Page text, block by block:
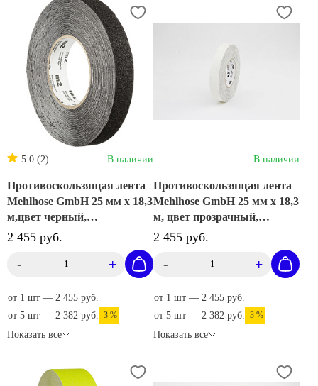
5.0 (2) В наличии
Противоскользящая лента
Mehlhose GmbH 25 мм х 18,3
м,цвет черный,
M1SR025183
2 455 руб.
- +
от 1 шт — 2 455 руб.
от 5 шт — 2 382 руб. -3 %
Показать все
В наличии
Противоскользящая лента
Mehlhose GmbH 25 мм х 18,3
м, цвет прозрачный,
M1TR025183
2 455 руб.
- +
от 1 шт — 2 455 руб.
от 5 шт — 2 382 руб. -3 %
Показать все